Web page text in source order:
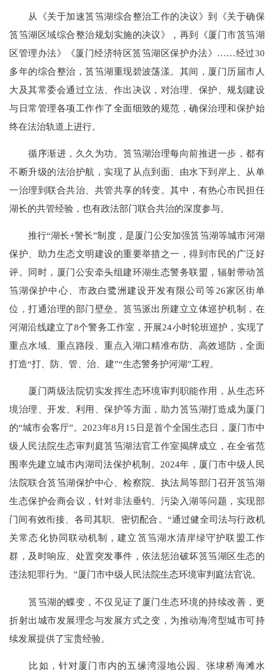
从《关于加速筼筜湖综合整治工作的决议》到《关于确保
筼筜湖区域综合整治规划实施的决议》，再到《厦门市筼筜湖
区管理办法》《厦门经济特区筼筜湖区保护办法》……经过30
多年的综合整治，筼筜湖重现碧波荡漾。其间，厦门历届市人
大及其常委会通过立法、作出决议，对治理、保护、规划建设
与日常管理各项工作作了全面细致的规范，确保治理和保护始
终在法治轨道上进行。
循序渐进，久久为功。筼筜湖治理每向前推进一步，都有
不断升级的法治护航，实现了从点到面、由水下到岸上、从单
一治理到联合共治、共管共享的转变。其中，有热心市民担任
湖长的共管经验，也有政法部门联合共治的深度参与。
推行“湖长+警长”制度，是厦门公安加强筼筜湖等城市河湖
保护、助力生态文明建设的重要举措之一，得到市民的广泛好
评。同时，厦门公安牵头组建环湖生态警务联盟，辐射带动筼
筜湖保护中心、市政白鹭洲建设开发有限公司等26家区街单
位，打通治理的部门壁垒。筼筜派出所建立立体巡护机制，在
河湖沿线建立了8个警务工作室，开展24小时轮班巡护，实现了
重点水域、重点路段、重点入湖口精准布防、高效巡防，全面
打造“打、防、管、治、建”“生态警务护河湖”工程。
厦门两级法院切实发挥生态环境审判职能作用，从生态环
境治理、开发、利用、保护等方面，助力筼筜湖打造成为厦门
的“城市会客厅”。2023年8月15日是首个全国生态日，厦门市中
级人民法院生态审判庭筼筜湖法官工作室揭牌成立，在全省范
围率先建立城市内湖司法保护机制。2024年，厦门市中级人民
法院联合筼筜湖保护中心、检察院、执法局等部门召开筼筜湖
生态保护会商会议，针对非法垂钓、污染入湖等问题，实现部
门间有效衔接、各司其职、密切配合。“通过健全司法与行政机
关常态化协同联动机制，建立筼筜湖水清岸绿守护联盟工作
群，及时响应、处置突发事件，依法惩治破坏筼筜湖区生态的
违法犯罪行为。”厦门市中级人民法院生态环境审判庭法官说。
筼筜湖的蝶变，不仅见证了厦门生态环境的持续改善，更
折射出城市发展理念与发展方式之变，为推动海湾型城市可持
续发展提供了宝贵经验。
比如，针对厦门市内的五缘湾湿地公园、张埭桥海滩水